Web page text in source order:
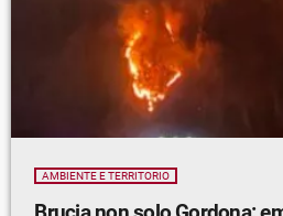
AMBIENTE E TERRITORIO